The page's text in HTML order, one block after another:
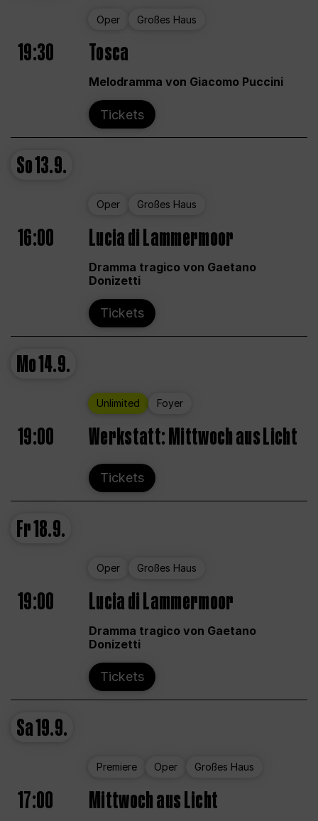
Oper Großes Haus
19:30 Tosca
Melodramma von Giacomo Puccini
Tickets
So13.9.
Oper Großes Haus
16:00 Lucia di Lammermoor
Dramma tragico von Gaetano
Donizetti
Tickets
Mo14.9.
Unlimited Foyer
19:00 Werkstatt: Mittwoch aus Licht
Tickets
Fr18.9.
Oper Großes Haus
19:00 Lucia di Lammermoor
Dramma tragico von Gaetano
Donizetti
Tickets
Sa19.9.
Premiere Oper Großes Haus
17:00 Mittwoch aus Licht